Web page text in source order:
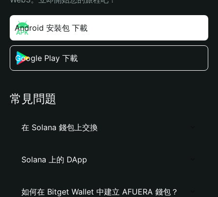
Android 安裝包 下載
Google Play 下載
常見問題
在 Solana 錢包上交換
Solana 上的 DApp
如何在 Bitget Wallet 中建立 AFUERA 錢包？